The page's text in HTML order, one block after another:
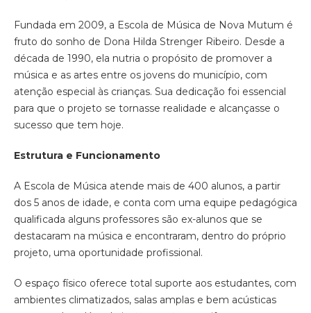
Fundada em 2009, a Escola de Música de Nova Mutum é
fruto do sonho de Dona Hilda Strenger Ribeiro. Desde a
década de 1990, ela nutria o propósito de promover a
música e as artes entre os jovens do município, com
atenção especial às crianças. Sua dedicação foi essencial
para que o projeto se tornasse realidade e alcançasse o
sucesso que tem hoje.
Estrutura e Funcionamento
A Escola de Música atende mais de 400 alunos, a partir
dos 5 anos de idade, e conta com uma equipe pedagógica
qualificada alguns professores são ex-alunos que se
destacaram na música e encontraram, dentro do próprio
projeto, uma oportunidade profissional.
O espaço físico oferece total suporte aos estudantes, com
ambientes climatizados, salas amplas e bem acústicas